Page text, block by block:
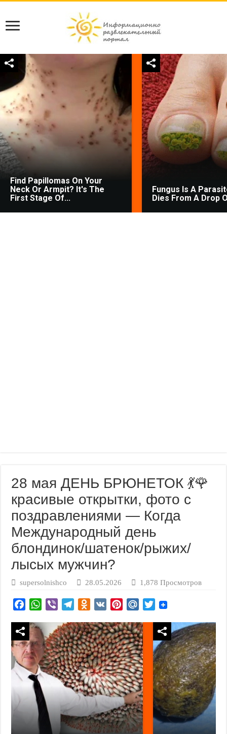
Find Papillomas On Your
Neck Or Armpit? It's The
First Stage Of...
Fungus Is A
Dies From A Drop
28 мая ДЕНЬ БРЮНЕТОК 💃🌹
красивые открытки, фото с
поздравлениями — Когда
Международный день
блондинок/шатенок/рыжих/
лысых мужчин?
supersolnishco 28.05.2026 1,878 Просмотров
e
b
o
o
k
W
a
t
s
A
p
p
V
b
e
r
l
e
g
r
a
m
O
n
o
k
l
a
s
s
n
i
V
n
t
e
r
e
s
t
M
i
l
.
R
u
T
t
t
e
r